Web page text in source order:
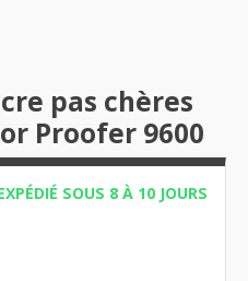
pas chères
Proofer 9600
SOUS 8 À 10 JOURS